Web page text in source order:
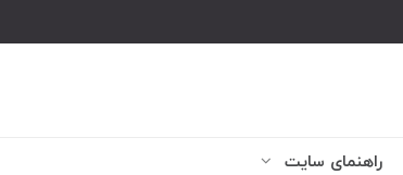
راهنمای سایت